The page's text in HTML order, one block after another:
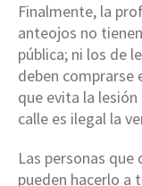
Finalmente, la
anteojos no
pública; ni los de
deben
que evita la
calle es ilegal la
Las personas que
pueden hacerlo a